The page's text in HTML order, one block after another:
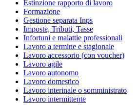
Estinzione rapporto di lavoro
Formazione
Gestione separata Inps
Imposte, Tributi, Tasse
Infortuni e malattie professionali
Lavoro a termine e stagionale
Lavoro accessorio (con voucher)
Lavoro agile
Lavoro autonomo
Lavoro domestico
Lavoro interinale o somministrato
Lavoro intermittente